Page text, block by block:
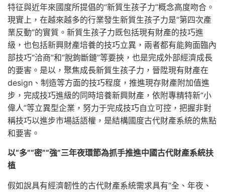
特征與近年來國度所提倡的“新質生孩子力”概念高度吻合。
現實上，在越來越多的行業發生新質生孩子力是“第四次產
業反動”的實質。新質生孩子力既包括現有財產的技巧進
級，也包括新興財產培養的技巧立異，兩者都有能夠面臨內
部技巧“洽商”和“脫鉤斷鏈”等要挾，也是完成外部經濟成長
的要害。是以，聚焦成長新質生孩子力，晉陞現有財產在
design、制造等方面的技巧程度，推進現存財產附加值進
步，完成技巧進級的同時培養新興財產，依附專精特新“小
偉人”等立異型企業，努力于完成技巧自立可控，把握非對
稱技巧以進步市場話語權，是結構國度古代財產系統的焦點
和要害。
以“多”“密”“強”三年夜環節為抓手推進中國古代財產系統扶
植
假如說具有經濟韌性的古代財產系統需求具有“全、年夜、